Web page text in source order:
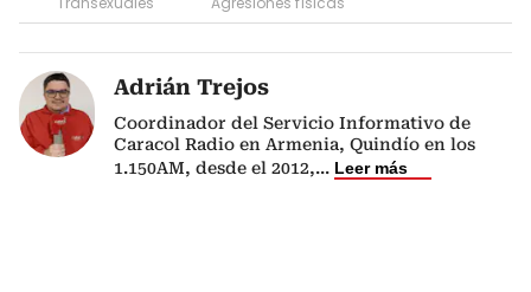
Adrián Trejos
Coordinador del Servicio Informativo de
Caracol Radio en Armenia, Quindío en los
1.150AM, desde el 2012,... Leer más